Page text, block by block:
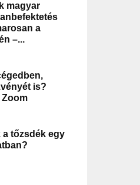
magyar
a
–...
is?
Zoom
a tőzsdék egy